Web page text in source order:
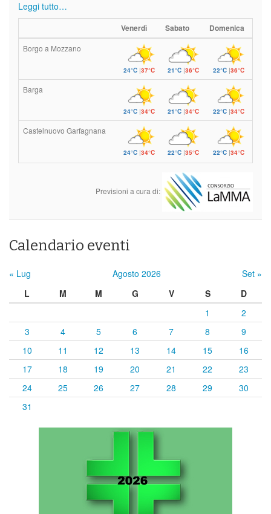
Leggi tutto…
Venerdì Sabato Domenica
Borgo a Mozzano
24°C|37°C 21°C|36°C 22°C |36°C
Barga
24°C|34°C 21°C|34°C 22°C |34°C
Castelnuovo Garfagnana
24°C|34°C 22°C|35°C 22°C |34°C
Previsioni a cura di:
Calendario eventi
« Lug Agosto 2026
Set »
L
M M G V S
D
1
2
3
4 5 6 7 8
9
10
11 12 13 14 15
16
17
18 19 20 21 22
23
24
25 26 27 28 29
30
31